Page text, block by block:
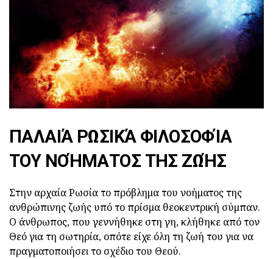
ΠΑΛΑΙΆ ΡΩΣΙΚΆ ΦΙΛΟΣΟΦΊΑ
ΤΟΥ ΝΟΉΜΑΤΟΣ ΤΗΣ ΖΩΉΣ
Στην αρχαία Ρωσία το πρόβλημα του νοήματος της
ανθρώπινης ζωής υπό το πρίσμα θεοκεντρική σύμπαν.
Ο άνθρωπος, που γεννήθηκε στη γη, κλήθηκε από τον
Θεό για τη σωτηρία, οπότε είχε όλη τη ζωή του για να
πραγματοποιήσει το σχέδιο του Θεού.